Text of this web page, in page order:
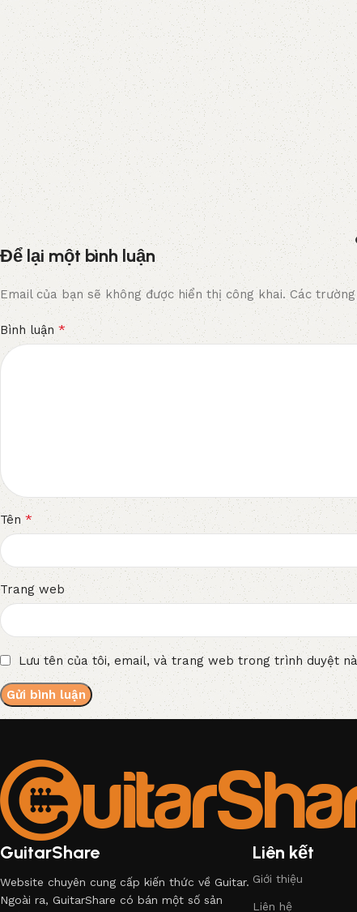
Để lại một bình luận
Email của bạn sẽ không được hiển thị công khai. Các
Bình luận *
Tên *
Trang web
Lưu tên của tôi, email, và trang web trong trình duyệt
GuitarShare
Website chuyên cung cấp kiến thức về Guitar.
Ngoài ra, GuitarShare có bán một số sản
Liên kết
Giới thiệu
Liên hệ